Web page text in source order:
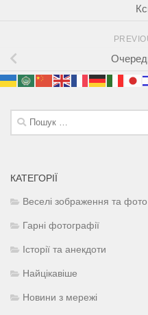
Пошук:
КАТЕГОРІЇ
Веселі зображення та фото
Гарні фотографії
Історії та анекдоти
Найцікавіше
Новини з мережі